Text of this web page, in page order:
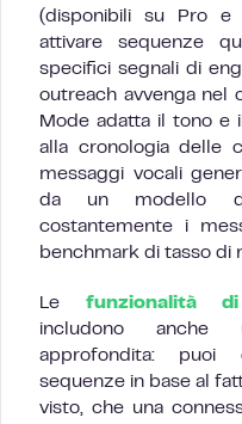
(disponibili su Pro e
attivare sequenze
specifici segnali di
outreach avvenga nel
Mode adatta il tono e
alla cronologia delle
messaggi vocali
da un modello
costantemente i
benchmark di tasso di
Le funzionalità
includono anche
approfondita: puoi
sequenze in base al
visto, che una